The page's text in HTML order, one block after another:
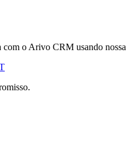
com o Arivo CRM usando